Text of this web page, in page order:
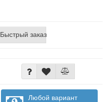
Быстрый заказ
Любой вариант